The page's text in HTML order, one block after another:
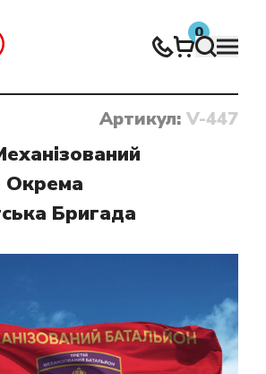
0
не знайденоАртикул: V-447
Окрема
Бригада